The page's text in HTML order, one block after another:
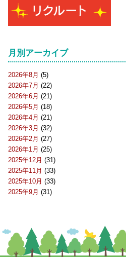
月別アーカイブ
2026年8月 (5)
2026年7月 (22)
2026年6月 (21)
2026年5月 (18)
2026年4月 (21)
2026年3月 (32)
2026年2月 (27)
2026年1月 (25)
2025年12月 (31)
2025年11月 (33)
2025年10月 (33)
2025年9月 (31)